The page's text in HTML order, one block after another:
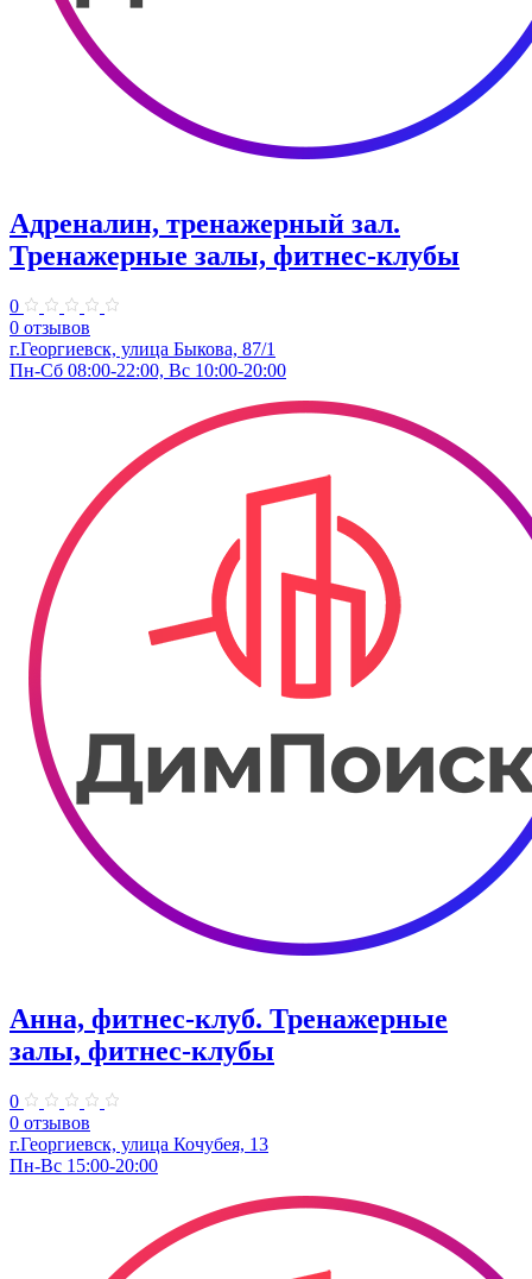
Адреналин, тренажерный зал.
Тренажерные залы, фитнес-клубы
0
0 отзывов
г.Георгиевск, улица Быкова, 87/1
Пн-Сб 08:00-22:00, Вс 10:00-20:00
Анна, фитнес-клуб. Тренажерные
залы, фитнес-клубы
0
0 отзывов
г.Георгиевск, улица Кочубея, 13
Пн-Вс 15:00-20:00